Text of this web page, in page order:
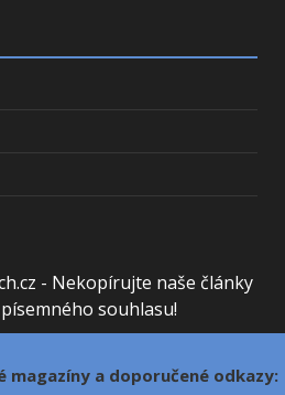
- Nekopírujte naše články
souhlasu!
magazíny a doporučené odkazy: